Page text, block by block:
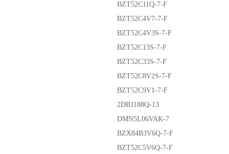
BZT52C11Q-7-F
BZT52C4V7-7-F
BZT52C4V3S-7-F
BZT52C13S-7-F
BZT52C33S-7-F
BZT52C8V2S-7-F
BZT52C9V1-7-F
2DB1188Q-13
DMN5L06VAK-7
BZX84B3V6Q-7-F
BZT52C5V6Q-7-F